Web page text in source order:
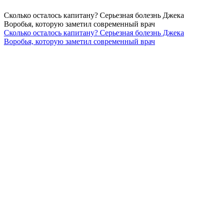
Сколько осталось капитану? Серьезная болезнь Джека
Воробья, которую заметил современный врач
Сколько осталось капитану? Серьезная болезнь Джека
Воробья, которую заметил современный врач